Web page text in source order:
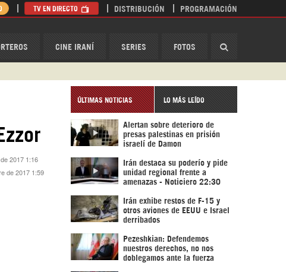
CINE IRANÍ SERIES FOTOS
TV EN DIRECTO DISTRIBUCIÓN PROGRAMACIÓN
2017 1:16
de 2017 1:59
ÚLTIMAS NOTICIAS LO MÁS LEÍDO
Alertan sobre deterioro de
presas palestinas en prisión
israelí de Damon
Irán destaca su poderío y pide
unidad regional frente a
amenazas - Noticiero 22:30
Irán exhibe restos de F-15 y
otros aviones de EEUU e Israel
derribados
Pezeshkian: Defendemos
nuestros derechos, no nos
doblegamos ante la fuerza